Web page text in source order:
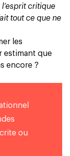
critique
tout ce que ne
les
estimant que
encore ?
ou